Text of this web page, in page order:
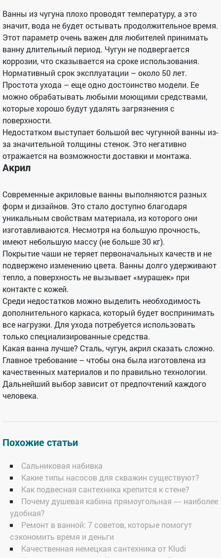
Ванны из чугуна плохо проводят температуру, а это
значит, вода не будет остывать продолжительное время.
Этот параметр очень важен для любителей принимать
ванну длительный период. Чугун не подвергается
коррозии, что сказывается на сроке использования.
Нормативный срок эксплуатации – около 50 лет.
Простота ухода – еще одно достоинство модели. Ее
можно обрабатывать любыми моющими средствами,
которые хорошо будут удалять загрязнения с
поверхности.
Недостатком выступает большой вес чугунной ванны из-
за значительной толщины стенок. Это негативно
отражается на возможности доставки и монтажа.
Акрил
Современные акриловые ванны выполняются разных
форм и дизайнов. Это стало доступно благодаря
уникальным свойствам материала, из которого они
изготавливаются. Несмотря на большую прочность,
имеют небольшую массу (не больше 30 кг).
Покрытие чаши не теряет первоначальных качеств и не
подвержено изменению цвета. Ванны долго удерживают
тепло, а поверхность не вызывает «мурашек» при
контакте с кожей.
Среди недостатков можно выделить необходимость
дополнительного каркаса, который будет воспринимать
все нагрузки. Для ухода потребуется использовать
только специализированные средства.
Какая ванна лучше? Сталь, чугун, акрил сказать сложно.
Главное требование – чтобы она была изготовлена из
качественных материалов и по правильно технологии.
Дальнейший выбор зависит от предпочтений каждого
человека.
Похожие статьи
Сальниковая набивка
Какие типы насосов для скважин существуют?
Как подвесная сантехника крепится к стене?
Почему душевая кабина прямоугольная ― наиболее
удобная?
Ремонт в ванной: 7 советов, которые помогут
сэкономить время и деньги
Качественная немецкая сантехника от Kludi